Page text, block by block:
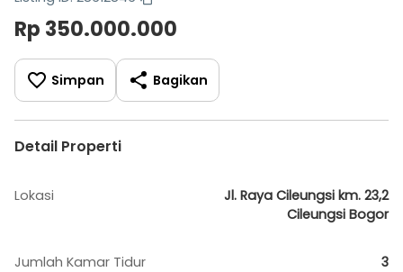
Rp 350.000.000
Simpan Bagikan
Detail Properti
Lokasi
Jl. Raya Cileungsi km. 23,2
Cileungsi Bogor
Jumlah Kamar Tidur 3